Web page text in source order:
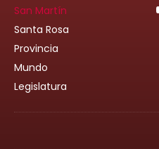
San Martín
Santa Rosa
Provincia
Mundo
Legislatura